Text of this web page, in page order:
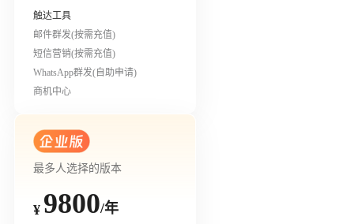
触达工具
邮件群发(按需充值)
短信营销(按需充值)
WhatsApp群发(自助申请)
商机中心
最多人选择的版本
¥ 9800/年